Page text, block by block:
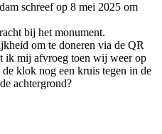
schreef op 8 mei 2025 om
bij het monument.
om te doneren via de QR
ik mij afvroeg toen wij weer op
klok nog een kruis tegen in de
achtergrond?